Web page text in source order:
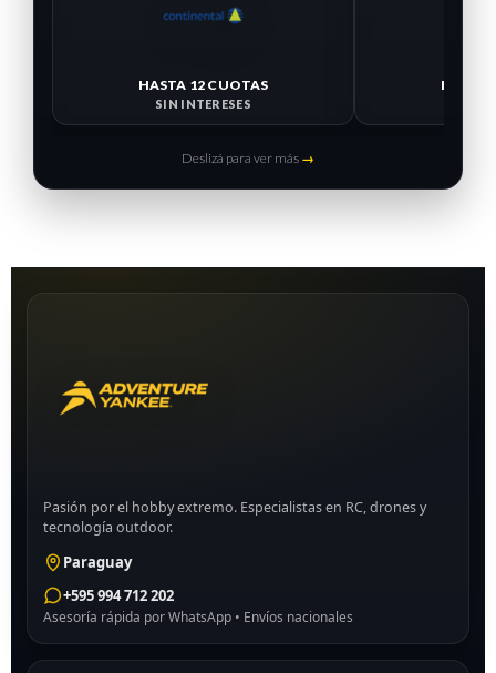
HASTA 12 CUOTAS
SIN INTERESES
Deslizá para ver más →
Pasión por el hobby extremo. Especialistas en RC, drones y
tecnología outdoor.
Paraguay
+595 994 712 202
Asesoría rápida por WhatsApp • Envíos nacionales